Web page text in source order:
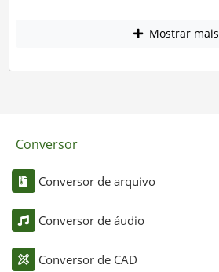
Mostrar mais
Conversor
Conversor de arquivo
Conversor de áudio
Conversor de CAD